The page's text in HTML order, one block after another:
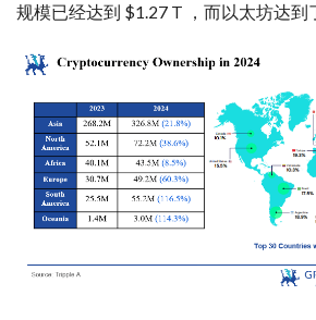
规模已经达到 $1.27 T ，而以太坊达到